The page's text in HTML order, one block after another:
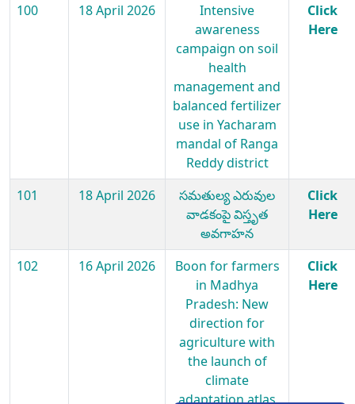
100 18 April 2026
Intensive
awareness
campaign on soil
health
management and
balanced fertilizer
use in Yacharam
mandal of Ranga
Reddy district
Click
Here
101 18 April 2026
సమతుల్య ఎరువుల
వాడకంపై విస్తృత
అవగాహన
Click
Here
102 16 April 2026
Boon for farmers
in Madhya
Pradesh: New
direction for
agriculture with
the launch of
climate
adaptation atlas
Click
Here